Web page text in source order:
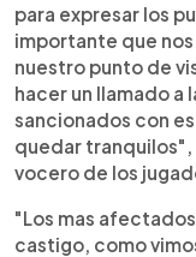
para expresar los
importante que
nuestro punto de
hacer un llamado
sancionados con
quedar tranquilos",
vocero de los
"Los mas
castigo, como